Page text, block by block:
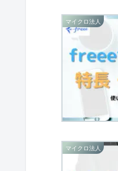
マイクロ法人
マイクロ法人